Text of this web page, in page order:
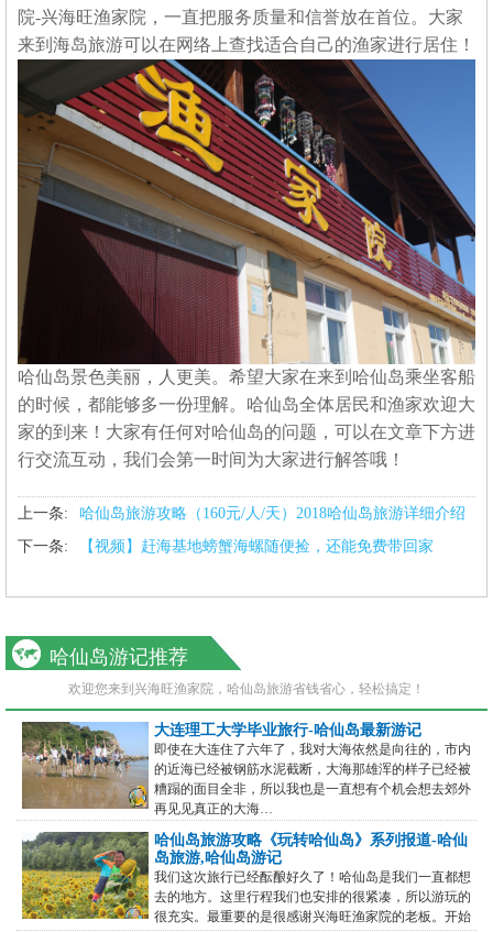
院-兴海旺渔家院，一直把服务质量和信誉放在首位。大家
来到海岛旅游可以在网络上查找适合自己的渔家进行居住！
哈仙岛景色美丽，人更美。希望大家在来到哈仙岛乘坐客船
的时候，都能够多一份理解。哈仙岛全体居民和渔家欢迎大
家的到来！大家有任何对哈仙岛的问题，可以在文章下方进
行交流互动，我们会第一时间为大家进行解答哦！
上一条:
哈仙岛旅游攻略（160元/人/天）2018哈仙岛旅游详细介绍
下一条:
【视频】赶海基地螃蟹海螺随便捡，还能免费带回家
哈仙岛游记推荐
欢迎您来到兴海旺渔家院，哈仙岛旅游省钱省心，轻松搞定！
大连理工大学毕业旅行-哈仙岛最新游记
即使在大连住了六年了，我对大海依然是向往的，市内
的近海已经被钢筋水泥截断，大海那雄浑的样子已经被
糟蹋的面目全非，所以我也是一直想有个机会想去郊外
再见见真正的大海…
哈仙岛旅游攻略《玩转哈仙岛》系列报道-哈仙
岛旅游,哈仙岛游记
我们这次旅行已经酝酿好久了！哈仙岛是我们一直都想
去的地方。这里行程我们也安排的很紧凑，所以游玩的
很充实。最重要的是很感谢兴海旺渔家院的老板。开始
我们在网上进行搜…
大连哈仙岛旅游,大连海岛游-哈仙岛宣传片
[看看别人怎么玩哈仙岛，哈仙岛旅游攻略] 大连哈仙岛
旅游第一品牌——兴海旺渔家院 我们不是您旅游的导
航者，我们是您旅途的保障者！
遇见哈仙岛,遇见我最好的青春-大连海岛游游
记,哈仙岛旅游攻略,大…
大连海岛旅游,哈仙岛我选择哈仙岛兴海旺渔家院。喜
欢大海，不仅仅是因为他本身的美。在7时间内造访这
里，坐在海边。这个…
哈仙岛钓鱼新体验，快艇钓大鱼，海鲜现钓现
哈仙岛钓鱼，体验渔民的生活乐趣，很多人的印象当
的旅行给最美的你-兴…
我们一路奔行数千公里，终于到了能看到海的地方了。
海的第一眼就是冲他大叫两声，来发泄一下二十几年积
大连理工大学毕业旅行-哈仙岛最新游记
即使在大连住了六年了，我对大海依然是向往的，市内
的近海已经被钢筋水泥截断，大海那雄浑的样子已经被
糟蹋的面目全非，所以我也是一直想有个机会想去郊外
再见见真正的大海…
哈仙岛旅游攻略《玩转哈仙岛》系列报道-哈仙
岛旅游,哈仙岛游记
我们这次旅行已经酝酿好久了！哈仙岛是我们一直都想
去的地方。这里行程我们也安排的很紧凑，所以游玩的
很充实。最重要的是很感谢兴海旺渔家院的老板。开始